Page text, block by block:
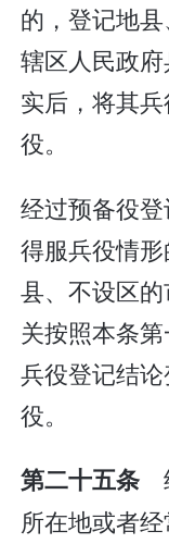
的，登记地
辖区人民政
实后，将其
役。
经过预备役
得服兵役情
县、不设区
关按照本条
兵役登记结
役。
第二十五条
所在地或者经